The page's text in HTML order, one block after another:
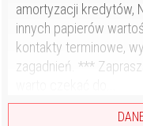
amortyzacji kredytów,
innych papierów
kontakty terminowe,
zagadnień. ***